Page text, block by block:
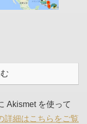
Akismet を使って
詳細はこちらをご覧